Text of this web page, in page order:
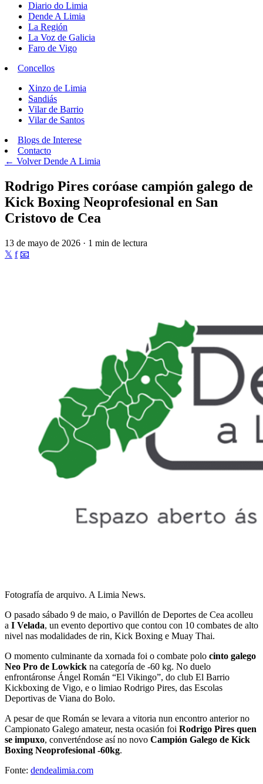
Diario do Limia
Dende A Limia
La Región
La Voz de Galicia
Faro de Vigo
Concellos
Xinzo de Limia
Sandiás
Vilar de Barrio
Vilar de Santos
Blogs de Interese
Contacto
← VolverDende A Limia
Rodrigo Pires coróase campión galego de
Kick Boxing Neoprofesional en San
Cristovo de Cea
13 de mayo de 2026 · 1 min de lectura
𝕏 f 📧
Fotografía de arquivo. A Limia News.
O pasado sábado 9 de maio, o Pavillón de Deportes de Cea acolleu
a I Velada, un evento deportivo que contou con 10 combates de alto
nivel nas modalidades de rin, Kick Boxing e Muay Thai.
O momento culminante da xornada foi o combate polo cinto galego
Neo Pro de Lowkick na categoría de -60 kg. No duelo
enfrontáronse Ángel Román “El Vikingo”, do club El Barrio
Kickboxing de Vigo, e o limiao Rodrigo Pires, das Escolas
Deportivas de Viana do Bolo.
A pesar de que Román se levara a vitoria nun encontro anterior no
Campionato Galego amateur, nesta ocasión foi Rodrigo Pires quen
se impuxo, converténdose así no novo Campión Galego de Kick
Boxing Neoprofesional -60kg.
Fonte: dendealimia.com